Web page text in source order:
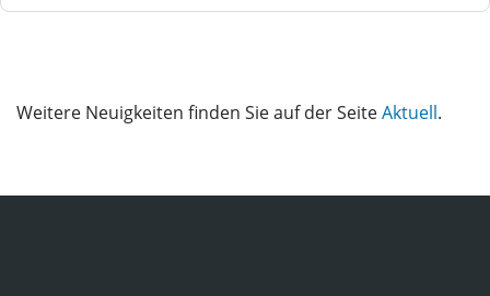
Weitere Neuigkeiten finden Sie auf der SeiteAktuell.